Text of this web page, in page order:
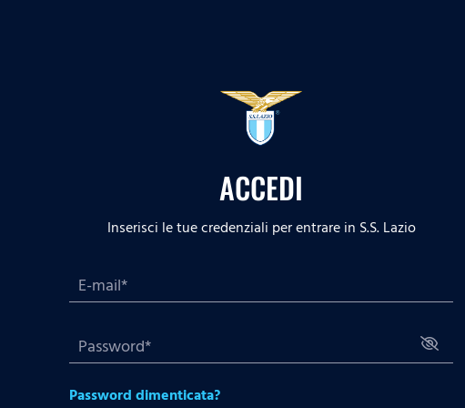
ACCEDI
Inserisci le tue credenziali per entrare in S.S. Lazio
Password dimenticata?